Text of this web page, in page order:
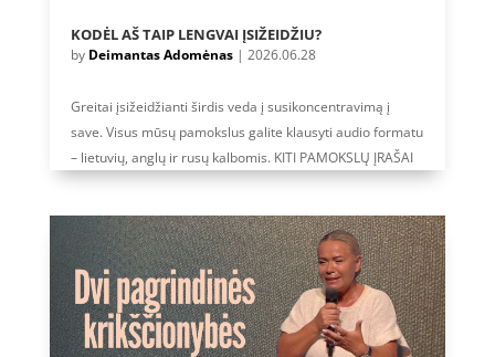
KODĖL AŠ TAIP LENGVAI ĮSIŽEIDŽIU?
by Deimantas Adomėnas| 2026.06.28
Greitai įsižeidžianti širdis veda į susikoncentravimą į
save. Visus mūsų pamokslus galite klausyti audio formatu
– lietuvių, anglų ir rusų kalbomis. KITI PAMOKSLŲ ĮRAŠAI